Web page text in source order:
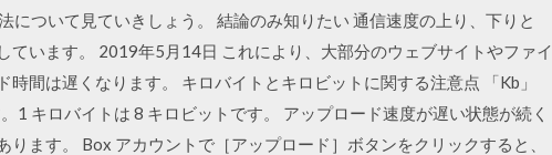
ついて見ていきしょう。 結論のみ知りたい 通信速度の上り、下りと
います。 2019年5月14日 これにより、大部分のウェブサイトやファイ
間は遅くなります。 キロバイトとキロビットに関する注意点 「Kb」
1 キロバイトは 8 キロビットです。 アップロード速度が遅い状態が続く
ます。 Box アカウントで［アップロード］ボタンをクリックすると、